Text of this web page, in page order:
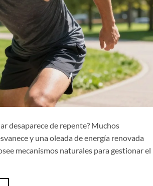
desaparece de repente? Muchos
y una oleada de energía renovada
mecanismos naturales para gestionar el